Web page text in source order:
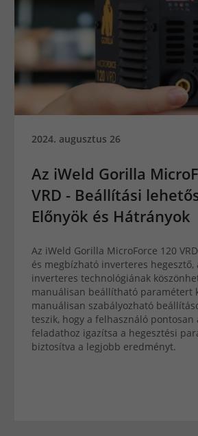
2024. augusztus 26
Az iWeld Gorilla
VRD - Beállítási
Előnyök és Hátrányok
Az iWeld Gorilla MicroForce 120
és megbízható inverteres
inverteres technológiának
manuálisan beállítható paramétert
manuálisan szabályozható
teszik, hogy a felhasználó pontosan
feladathoz igazítsa a hegesztési
biztosítva a legjobb eredményt.